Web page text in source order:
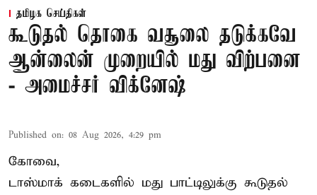
தமிழக செய்திகள்
கூடுதல் தொகை வசூலை தடுக்கவே
ஆன்லைன் முறையில் மது விற்பனை
- அமைச்சர் விக்னேஷ்
Published on: 08 Aug 2026, 4:29 pm
கோவை,
டாஸ்மாக் கடைகளில் மது பாட்டிலுக்கு கூடுதல்